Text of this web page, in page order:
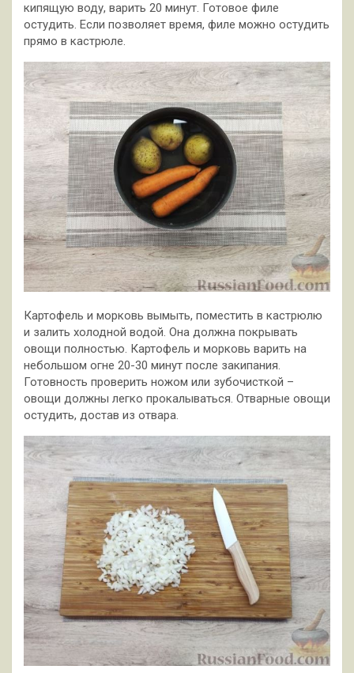
кипящую воду, варить 20 минут. Готовое филе
остудить. Если позволяет время, филе можно остудить
прямо в кастрюле.
Картофель и морковь вымыть, поместить в кастрюлю
и залить холодной водой. Она должна покрывать
овощи полностью. Картофель и морковь варить на
небольшом огне 20-30 минут после закипания.
Готовность проверить ножом или зубочисткой –
овощи должны легко прокалываться. Отварные овощи
остудить, достав из отвара.